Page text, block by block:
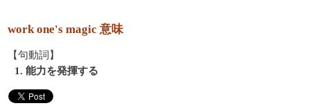
work one's magic 意味
【句動詞】
1. 能力を発揮する